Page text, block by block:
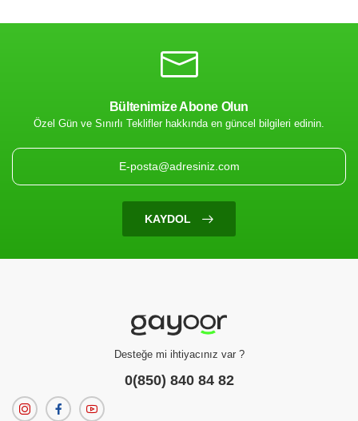
Filtrenize Uygun
Ürün Bulunamadı
Bültenimize Abone Olun
Özel Gün ve Sınırlı Teklifler hakkında en güncel bilgileri edinin.
KAYDOL
Desteğe mi ihtiyacınız var ?
0(850) 840 84 82